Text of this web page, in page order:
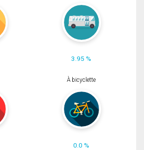
3.95 %
À bicyclette
0.0 %